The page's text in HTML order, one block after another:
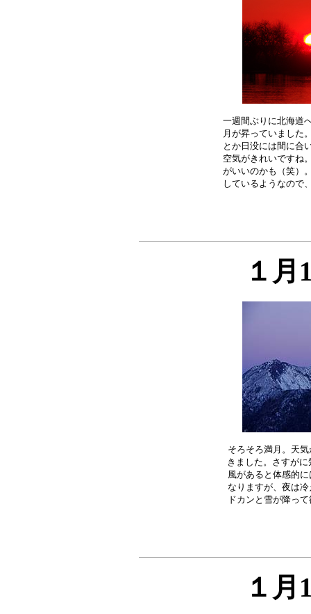
一週間ぶりに北海道
月が昇っていました
とか日没には間に合
空気がきれいですね
がいいのかも（笑）
１月
そろそろ満月。天
きました。さすが
風があると体感的
なりますが、夜は
１月